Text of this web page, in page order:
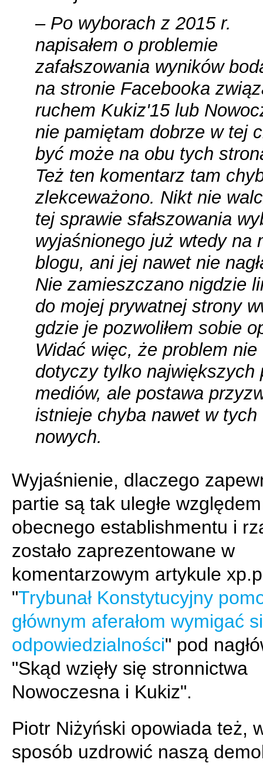
– Po wyborach z 2015 r.
napisałem o problemie
zafałszowania wyników
na stronie Facebooka
ruchem Kukiz'15 lub
nie pamiętam dobrze w tej
być może na obu tych
Też ten komentarz tam
zlekceważono. Nikt nie
tej sprawie sfałszowania
wyjaśnionego już wtedy na
blogu, ani jej nawet nie
Nie zamieszczano nigdzie
do mojej prywatnej strony
gdzie je pozwoliłem sobie
Widać więc, że problem nie
dotyczy tylko największych
mediów, ale postawa
istnieje chyba nawet w tych
nowych.
Wyjaśnienie, dlaczego
partie są tak uległe względem
obecnego establishmentu i
zostało zaprezentowane w
komentarzowym artykule
"Trybunał Konstytucyjny
głównym aferałom wymigać
odpowiedzialności" pod
"Skąd wzięły się stronnictwa
Nowoczesna i Kukiz".
Piotr Niżyński opowiada też,
sposób uzdrowić naszą